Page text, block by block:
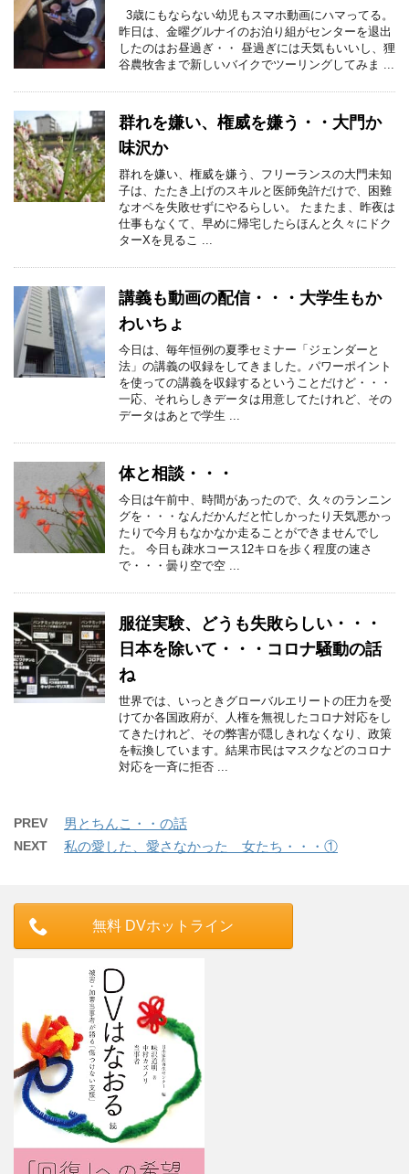
3歳にもならない幼児もスマホ動画にハマってる。
昨日は、金曜グルナイのお泊り組がセンターを退出
したのはお昼過ぎ・・ 昼過ぎには天気もいいし、狸
谷農牧舎まで新しいバイクでツーリングしてみま ...
群れを嫌い、権威を嫌う・・大門か
味沢か
群れを嫌い、権威を嫌う、フリーランスの大門未知
子は、たたき上げのスキルと医師免許だけで、困難
なオペを失敗せずにやるらしい。 たまたま、昨夜は
仕事もなくて、早めに帰宅したらほんと久々にドク
ターXを見るこ ...
講義も動画の配信・・・大学生もか
わいちょ
今日は、毎年恒例の夏季セミナー「ジェンダーと
法」の講義の収録をしてきました。パワーポイント
を使っての講義を収録するということだけど・・・
一応、それらしきデータは用意してたけれど、その
データはあとで学生 ...
体と相談・・・
今日は午前中、時間があったので、久々のランニン
グを・・・なんだかんだと忙しかったり天気悪かっ
たりで今月もなかなか走ることができませんでし
た。 今日も疎水コース12キロを歩く程度の速さ
で・・・曇り空で空 ...
服従実験、どうも失敗らしい・・・
日本を除いて・・・コロナ騒動の話
ね
世界では、いっときグローバルエリートの圧力を受
けてか各国政府が、人権を無視したコロナ対応をし
てきたけれど、その弊害が隠しきれなくなり、政策
を転換しています。結果市民はマスクなどのコロナ
対応を一斉に拒否 ...
PREV 男とちんこ・・の話
NEXT 私の愛した、愛さなかった 女たち・・・①
無料 DVホットライン